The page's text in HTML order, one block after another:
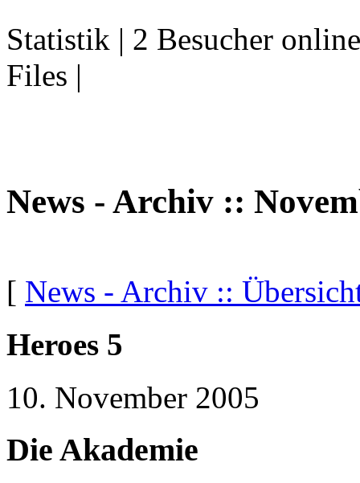
Statistik | 2 Besucher
Files |
News - Archiv ::
[ News - Archiv ::
Heroes 5
10. November 2005
Die Akademie